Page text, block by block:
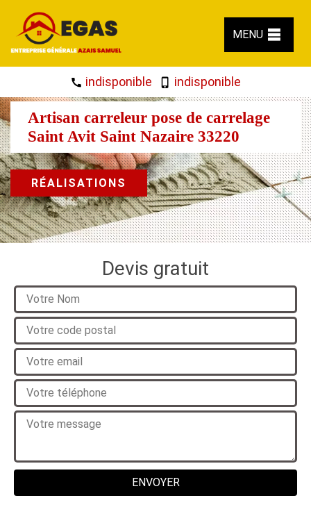
MENU
indisponible indisponible
Artisan carreleur pose de carrelage
Saint Avit Saint Nazaire 33220
RÉALISATIONS
Devis gratuit